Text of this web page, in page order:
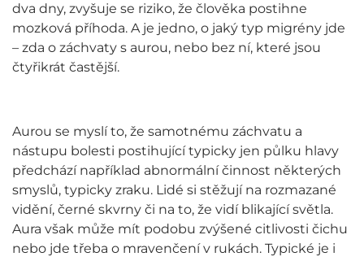
dva dny, zvyšuje se riziko, že člověka postihne
mozková příhoda. A je jedno, o jaký typ migrény jde
– zda o záchvaty s aurou, nebo bez ní, které jsou
čtyřikrát častější.
Aurou se myslí to, že samotnému záchvatu a
nástupu bolesti postihující typicky jen půlku hlavy
předchází například abnormální činnost některých
smyslů, typicky zraku. Lidé si stěžují na rozmazané
vidění, černé skvrny či na to, že vidí blikající světla.
Aura však může mít podobu zvýšené citlivosti čichu
nebo jde třeba o mravenčení v rukách. Typické je i